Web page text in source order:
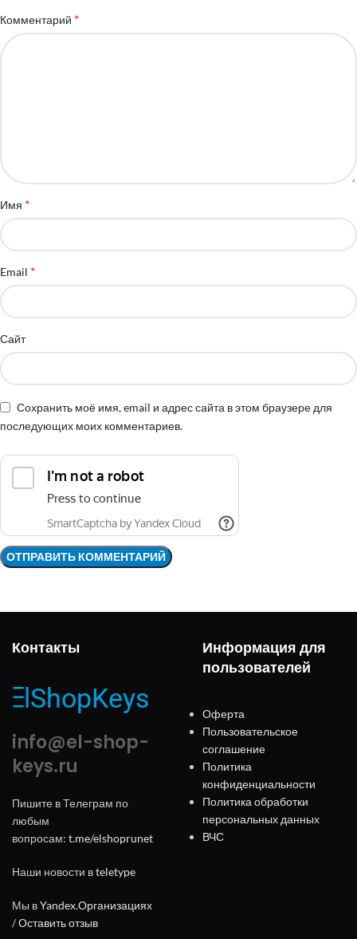
Комментарий *
Имя *
Email *
Сайт
Сохранить моё имя, email и адрес сайта в этом браузере для
последующих моих комментариев.
Контакты
info@el-shop-
keys.ru
Пишите в Телеграм по
любым
вопросам: t.me/elshoprunet
Наши новости вteletype
Мы вYandex.Организациях
/Оставить отзыв
Информация для
пользователей
Оферта
Пользовательское
соглашение
Политика
конфиденциальности
Политика обработки
персональных данных
ВЧС